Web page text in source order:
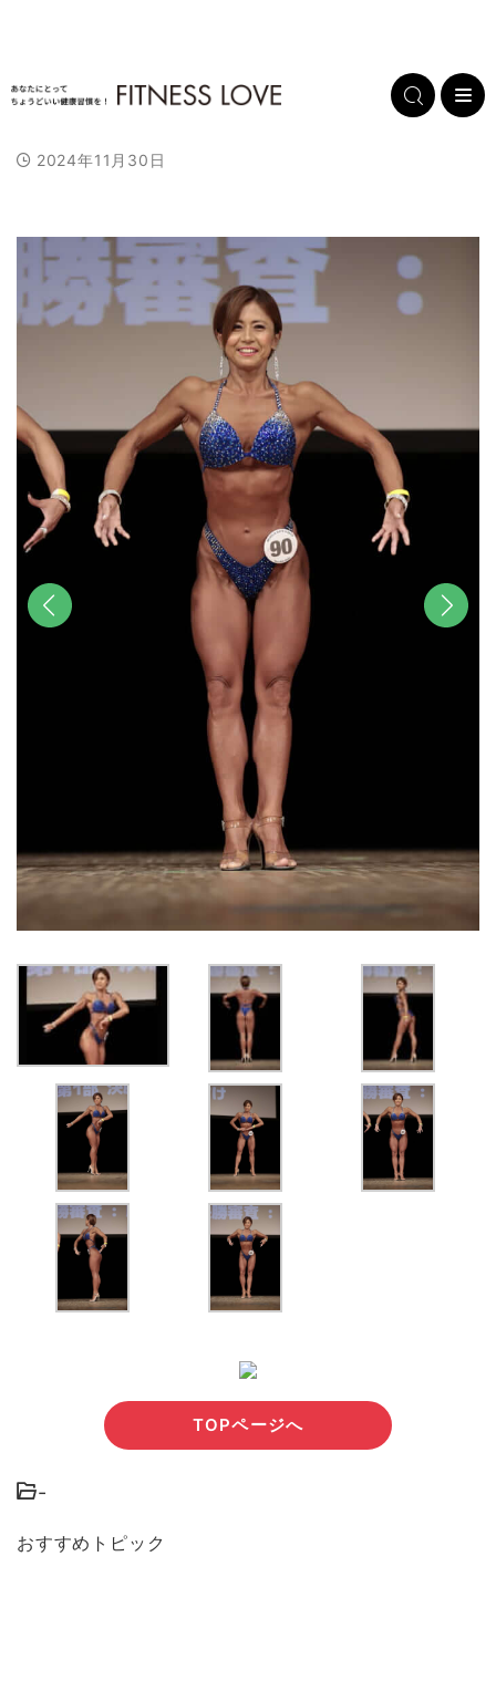
2024年11月30日
TOPページへ
-
おすすめトピック